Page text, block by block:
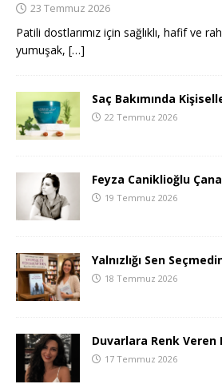
23 Temmuz 2026
Patili dostlarımız için sağlıklı, hafif ve
yumuşak, […]
Saç Bakımında
22 Temmuz 2026
Feyza Caniklioğlu
19 Temmuz 2026
Yalnızlığı Sen
18 Temmuz 2026
Duvarlara Renk Veren
17 Temmuz 2026